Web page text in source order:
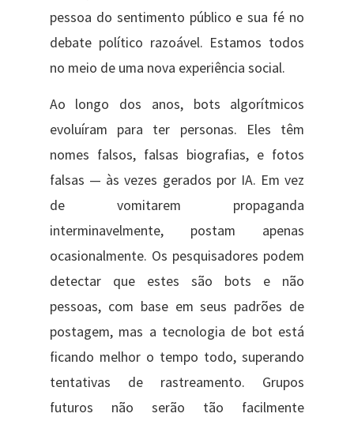
pessoa do sentimento público e sua fé no
debate político razoável. Estamos todos
no meio de uma nova experiência social.
Ao longo dos anos, bots algorítmicos
evoluíram para ter personas. Eles têm
nomes falsos, falsas biografias, e fotos
falsas — às vezes gerados por IA. Em vez
de vomitarem propaganda
interminavelmente, postam apenas
ocasionalmente. Os pesquisadores podem
detectar que estes são bots e não
pessoas, com base em seus padrões de
postagem, mas a tecnologia de bot está
ficando melhor o tempo todo, superando
tentativas de rastreamento. Grupos
futuros não serão tão facilmente